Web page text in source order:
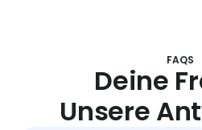
FAQS
Deine
Unsere